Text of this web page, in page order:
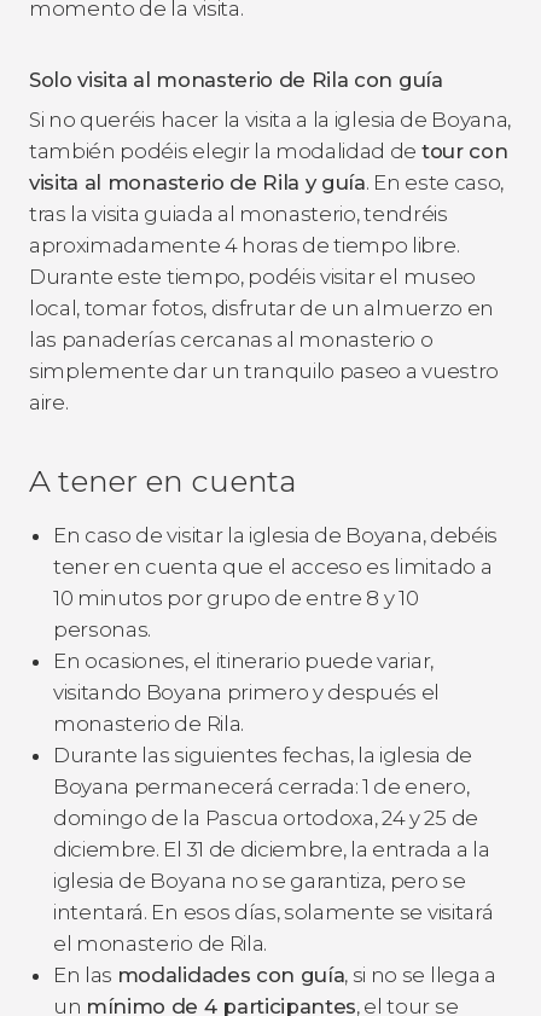
momento de la visita.
Solo visita al monasterio de Rila con guía
Si no queréis hacer la visita a la iglesia de Boyana,
también podéis elegir la modalidad de tour con
visita al monasterio de Rila y guía. En este caso,
tras la visita guiada al monasterio, tendréis
aproximadamente 4 horas de tiempo libre.
Durante este tiempo, podéis visitar el museo
local, tomar fotos, disfrutar de un almuerzo en
las panaderías cercanas al monasterio o
simplemente dar un tranquilo paseo a vuestro
aire.
A tener en cuenta
En caso de visitar la iglesia de Boyana, debéis
tener en cuenta que el acceso es limitado a
10 minutos por grupo de entre 8 y 10
personas.
En ocasiones, el itinerario puede variar,
visitando Boyana primero y después el
monasterio de Rila.
Durante las siguientes fechas, la iglesia de
Boyana permanecerá cerrada: 1 de enero,
domingo de la Pascua ortodoxa, 24 y 25 de
diciembre. El 31 de diciembre, la entrada a la
iglesia de Boyana no se garantiza, pero se
intentará. En esos días, solamente se visitará
el monasterio de Rila.
En las modalidades con guía, si no se llega a
un mínimo de 4 participantes, el tour se